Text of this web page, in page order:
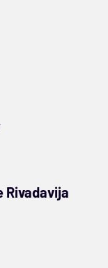
Rivadavija